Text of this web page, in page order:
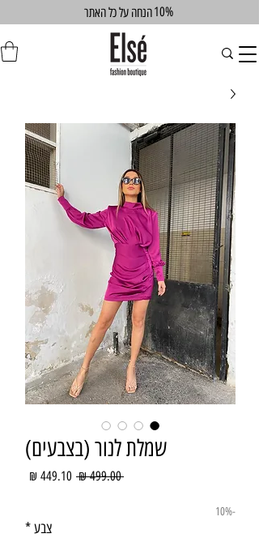
הנחה על כל האתר10%
שמלת לנור (בצבעים)
‏499.00 ‏₪
מחיר
-10%
צבע*